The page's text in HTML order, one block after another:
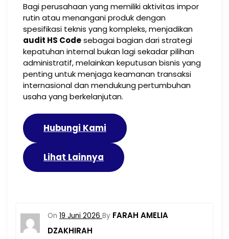
Bagi perusahaan yang memiliki aktivitas impor
rutin atau menangani produk dengan
spesifikasi teknis yang kompleks, menjadikan
audit HS Codesebagai bagian dari strategi
kepatuhan internal bukan lagi sekadar pilihan
administratif, melainkan keputusan bisnis yang
penting untuk menjaga keamanan transaksi
internasional dan mendukung pertumbuhan
usaha yang berkelanjutan.
Hubungi Kami
Lihat Lainnya
On 19 Juni 2026 By FARAH AMELIA
DZAKHIRAH